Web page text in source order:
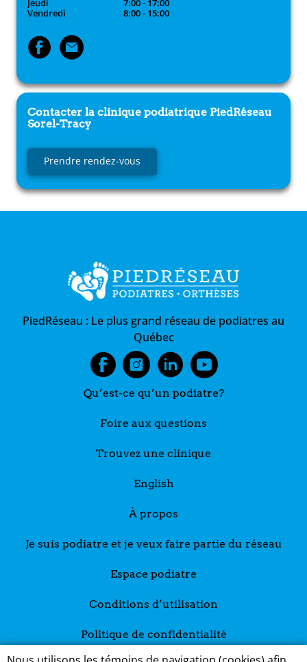
Jeudi
7:00 - 17:00
Vendredi
8:00 - 15:00
Contacter la clinique podiatrique PiedRéseau
Sorel-Tracy
Prendre rendez-vous
PiedRéseau : Le plus grand réseau de podiatres au
Québec
Qu’est-ce qu’un podiatre?
Foire aux questions
Trouvez une clinique
English
À propos
Je suis podiatre et je veux faire partie du réseau
Espace podiatre
Conditions d’utilisation
Politique de confidentialité